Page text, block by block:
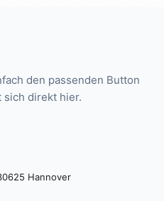
den passenden Button
sich direkt hier.
Hannover